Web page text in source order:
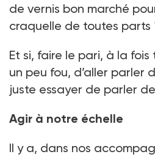
de vernis bon marché
craquelle de toutes parts
Et si, faire le pari, à la
un peu fou, d’aller parler
juste essayer de parler
Agir à notre échelle
Il y a, dans nos